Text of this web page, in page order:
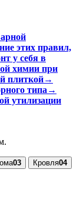
этих правил,
у себя в
химии при
плиткой→
типа →
утилизации
03 Кровля04